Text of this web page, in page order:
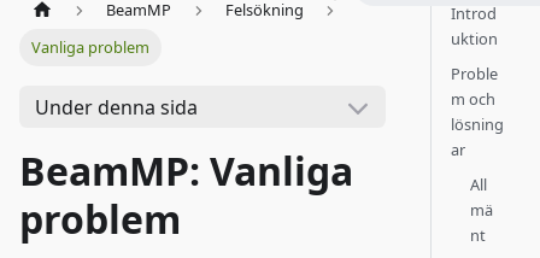
BeamMP
Felsökning
Vanliga problem
Under denna sida
BeamMP: Vanliga
problem
Introd
uktion
Proble
m och
lösning
ar
All
mä
nt